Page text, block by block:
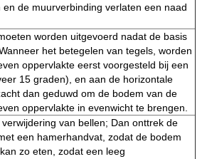
de muurverbinding verlaten een naad
worden uitgevoerd nadat de basis
het betegelen van tegels, worden
oppervlakte eerst voorgesteld bij een
15 graden), en aan de horizontale
dan geduwd om de bodem van de
oppervlakte in evenwicht te brengen.
van bellen; Dan onttrek de
een hamerhandvat, zodat de bodem
zo eten, zodat een leeg